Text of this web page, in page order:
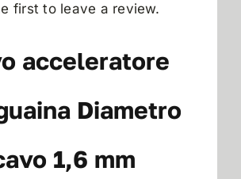
first to leave a review.
acceleratore
Diametro
1,6 mm